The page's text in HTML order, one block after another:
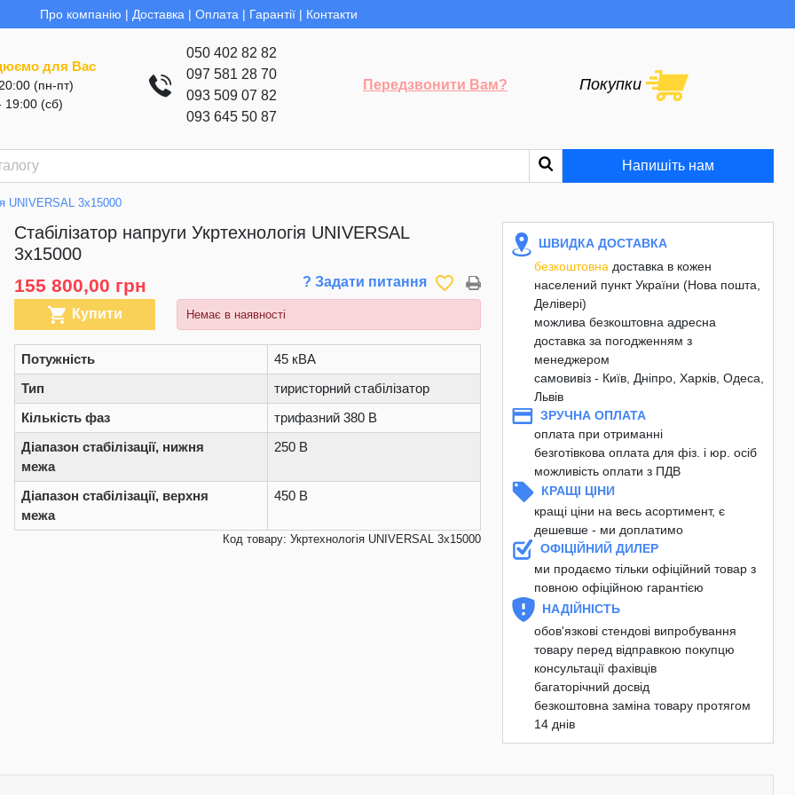
Про компанію | Доставка | Оплата | Гарантії | Контакти
для Вас
(пн-пт)
19:00 (сб)
050 402 82 82
097 581 28 70
093 509 07 82
093 645 50 87
Передзвонити Вам? Покупки
Напишіть нам
UNIVERSAL 3х15000
Стабілізатор напруги Укртехнологія UNIVERSAL
3х15000
155 800,00 грн ? Задати питання favorite_border
 Купити Немає в наявності
Потужність
45 кВА
Тип
тиристорний стабілізатор
Кількість фаз
трифазний 380 В
Діапазон стабілізації, нижня
межа
250 В
Діапазон стабілізації, верхня
межа
450 В
Код товару: Укртехнологія UNIVERSAL 3х15000
ШВИДКА ДОСТАВКА
безкоштовна доставка в кожен
населений пункт України (Нова пошта,
Делівері)
можлива безкоштовна адресна
доставка за погодженням з
менеджером
самовивіз - Київ, Дніпро, Харків, Одеса,
Львів
ЗРУЧНА ОПЛАТА
оплата при отриманні
безготівкова оплата для фіз. і юр. осіб
можливість оплати з ПДВ
КРАЩІ ЦІНИ
кращі ціни на весь асортимент, є
дешевше - ми доплатимо
ОФІЦІЙНИЙ ДИЛЕР
ми продаємо тільки офіційний товар з
повною офіційною гарантією
НАДІЙНІСТЬ
обов'язкові стендові випробування
товару перед відправкою покупцю
консультації фахівців
багаторічний досвід
безкоштовна заміна товару протягом
14 днів